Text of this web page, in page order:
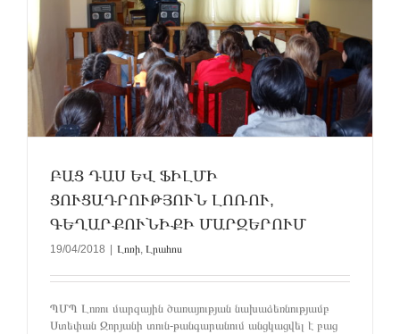
ԲԱՑ ԴԱՍ ԵՎ ՖԻԼՄԻ
ՑՈՒՑԱԴՐՈՒԹՅՈՒՆ ԼՈՌՈՒ,
ԳԵՂԱՐՔՈՒՆԻՔԻ ՄԱՐԶԵՐՈՒՄ
19/04/2018 Լոռի, Լրահոս
ՊՄՊ Լոռու մարզային ծառայության նախաձեռնությամբ
Ստեփան Զորյանի տուն-թանգարանում անցկացվել է բաց